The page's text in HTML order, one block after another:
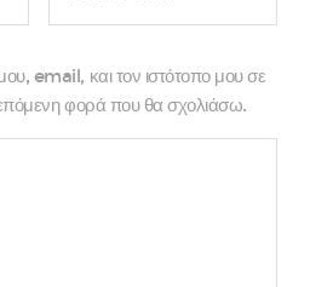
email, και τον ιστότοπο μου σε
φορά που θα σχολιάσω.